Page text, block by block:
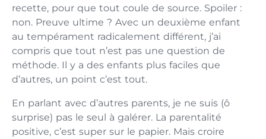
recette, pour que tout coule de source. Spoiler :
non. Preuve ultime ? Avec un deuxième enfant
au tempérament radicalement différent, j’ai
compris que tout n’est pas une question de
méthode. Il y a des enfants plus faciles que
d’autres, un point c’est tout.
En parlant avec d’autres parents, je ne suis (ô
surprise) pas le seul à galérer. La parentalité
positive, c’est super sur le papier. Mais croire